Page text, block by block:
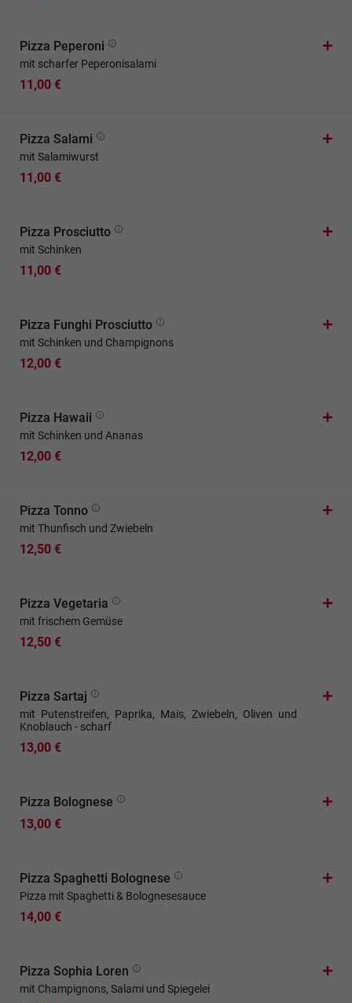
Pizza Peperoni
mit scharfer Peperonisalami
11,00 €
Pizza Salami
mit Salamiwurst
11,00 €
Pizza Prosciutto
mit Schinken
11,00 €
Pizza Funghi Prosciutto
mit Schinken und Champignons
12,00 €
Pizza Hawaii
mit Schinken und Ananas
12,00 €
Pizza Tonno
mit Thunfisch und Zwiebeln
12,50 €
Pizza Vegetaria
mit frischem Gemüse
12,50 €
Pizza Sartaj
mit Putenstreifen, Paprika, Mais, Zwiebeln, Oliven und
Knoblauch - scharf
13,00 €
Pizza Bolognese
13,00 €
Pizza Spaghetti Bolognese
Pizza mit Spaghetti & Bolognesesauce
14,00 €
Pizza Sophia Loren
mit Champignons, Salami und Spiegelei